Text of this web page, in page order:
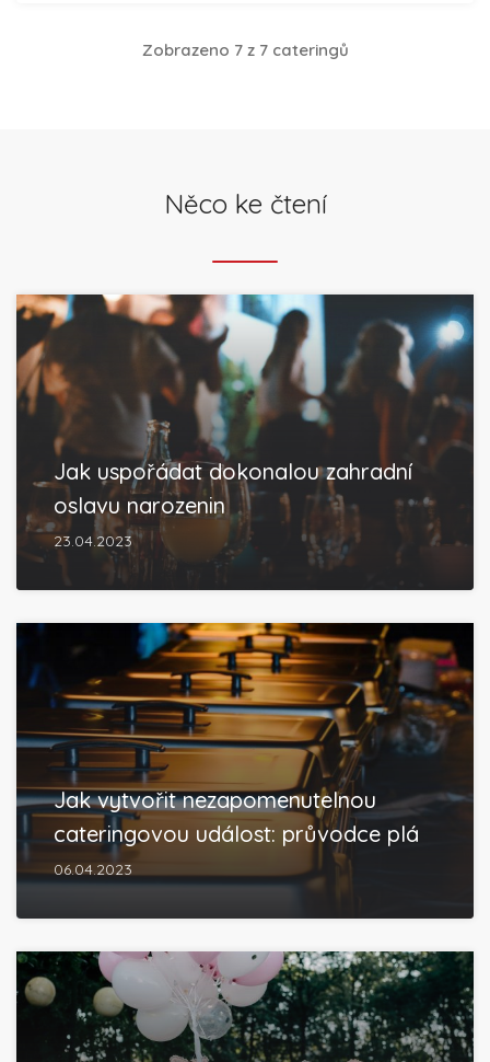
Zobrazeno 7 z 7 cateringů
Něco ke čtení
Jak uspořádat dokonalou zahradní
oslavu narozenin
23.04.2023
Jak vytvořit nezapomenutelnou
cateringovou událost: průvodce plá
06.04.2023